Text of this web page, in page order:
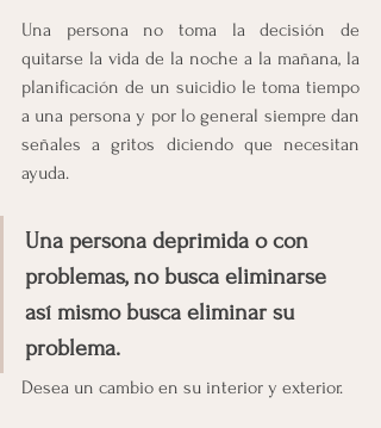
Una persona no toma la decisión de
quitarse la vida de la noche a la mañana, la
planificación de un suicidio le toma tiempo
a una persona y por lo general siempre dan
señales a gritos diciendo que necesitan
ayuda.
Una persona deprimida o con
problemas, no busca eliminarse
así mismo busca eliminar su
problema.
Desea un cambio en su interior y exterior.